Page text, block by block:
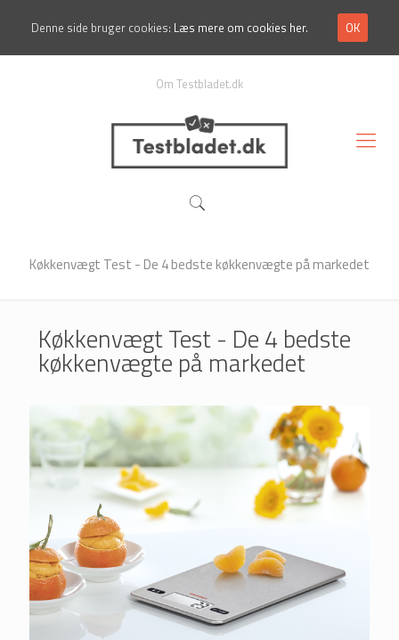
Om Testbladet.dk
Køkkenvægt Test - De 4 bedste køkkenvægte på markedet
Køkkenvægt Test - De 4 bedste
køkkenvægte på markedet
Denne side bruger cookies: Læs mere om cookies her. OK